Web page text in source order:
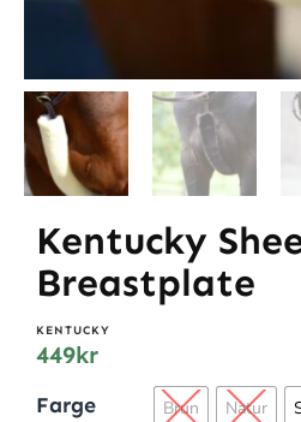
Kentucky
Breastplate
KENTUCKY
449kr
Farge Brun Natur